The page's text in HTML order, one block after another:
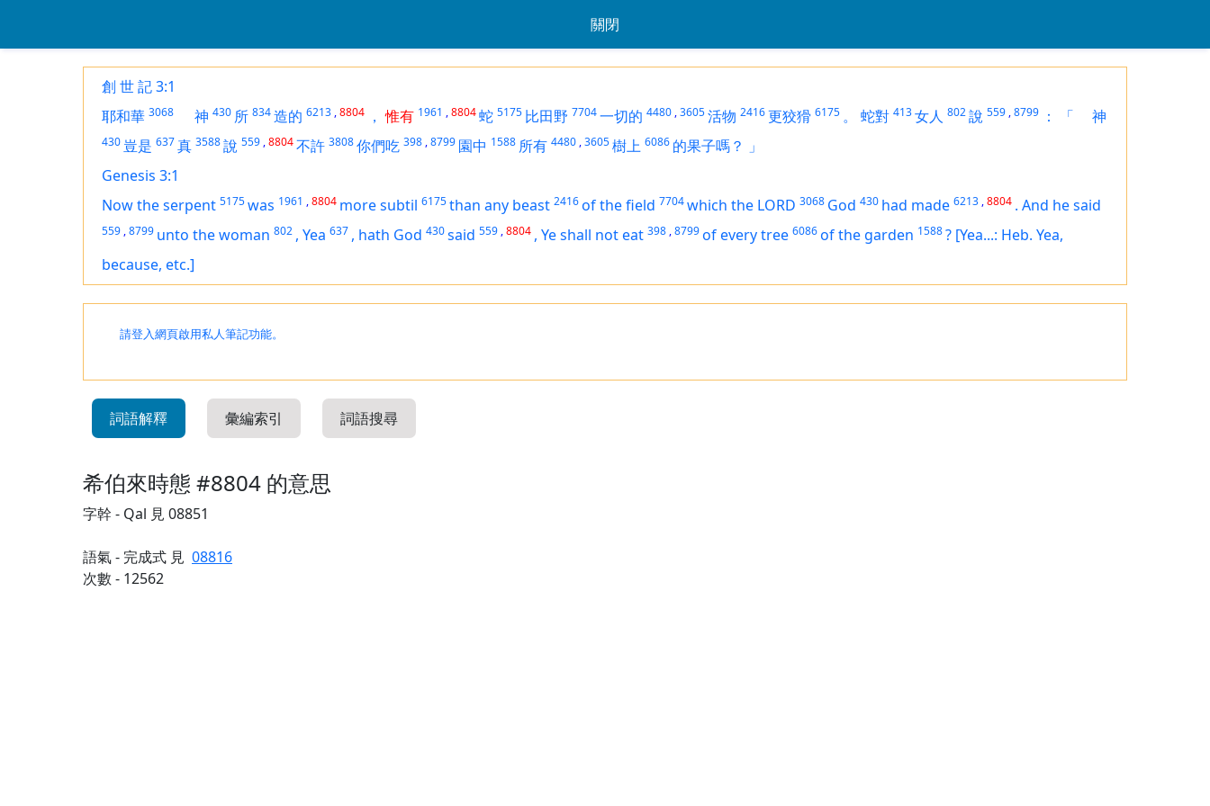
關閉
創 世 記 3:1
耶和華 3068 神 430 所 834造的 6213 ,8804 ， 惟有 1961 ,8804蛇 5175 比田野 7704一切的 4480 ,3605活物 2416更狡猾 6175 。 蛇對 413女人 802說 559 ,8799 ： 「 神
430 豈是 637真 3588說 559 ,8804不許 3808你們吃 398 ,8799 園中 1588 所有 4480 ,3605樹上 6086 的果子嗎？ 」
Genesis 3:1
Now the serpent 5175was 1961 ,8804 more subtil 6175than any beast 2416of the field 7704which the LORD 3068 God 430 had made 6213 ,8804 . And he said
559 ,8799 unto the woman 802 , Yea 637 , hath God 430said 559 ,8804 , Ye shall not eat 398 ,8799of every tree 6086of the garden 1588? [Yea...: Heb. Yea,
because, etc.]
請登入網頁啟用私人筆記功能。
詞語解釋 彙編索引 詞語搜尋
希伯來時態 #8804 的意思
字幹 - Qal 見 08851
語氣 - 完成式 見 08816
次數 - 12562